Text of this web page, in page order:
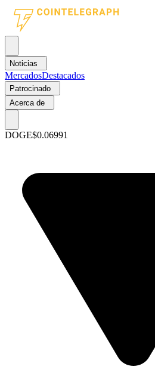
Noticias
MercadosDestacados
Patrocinado
Acerca de
DOGE$0.06991